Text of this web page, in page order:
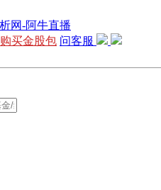
购买金股包 问客服